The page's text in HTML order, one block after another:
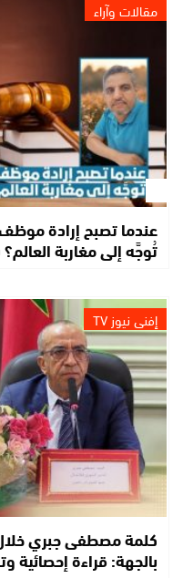
مقالات وآراء
عندما تصبح إرادة
تُوجَّه إلى مغاربة
إفني نيوز TV
كلمة مصطفى جبري
بالجهة: قراءة